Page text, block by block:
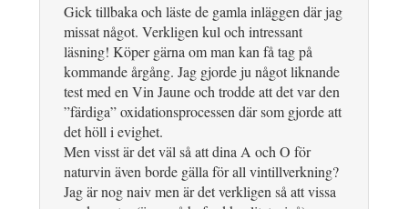
Gick tillbaka och läste de gamla inläggen där jag
missat något. Verkligen kul och intressant
läsning! Köper gärna om man kan få tag på
kommande årgång. Jag gjorde ju något liknande
test med en Vin Jaune och trodde att det var den
”färdiga” oxidationsprocessen där som gjorde att
det höll i evighet.
Men visst är det väl så att dina A och O för
naturvin även borde gälla för all vintillverkning?
Jag är nog naiv men är det verkligen så att vissa